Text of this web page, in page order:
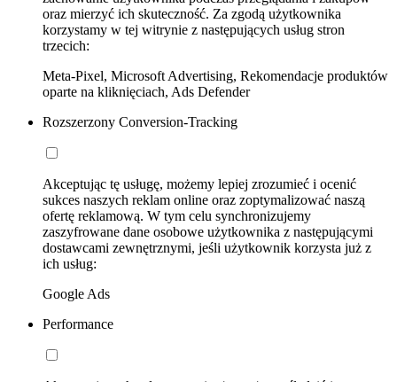
oraz mierzyć ich skuteczność. Za zgodą użytkownika
korzystamy w tej witrynie z następujących usług stron
trzecich:
Meta-Pixel, Microsoft Advertising, Rekomendacje produktów
oparte na kliknięciach, Ads Defender
Rozszerzony Conversion-Tracking
Akceptując tę usługę, możemy lepiej zrozumieć i ocenić
sukces naszych reklam online oraz zoptymalizować naszą
ofertę reklamową. W tym celu synchronizujemy
zaszyfrowane dane osobowe użytkownika z następującymi
dostawcami zewnętrznymi, jeśli użytkownik korzysta już z
ich usług:
Google Ads
Performance